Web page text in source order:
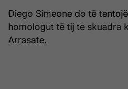
Diego Simeone do të
homologut të tij te skuadra
Arrasate.